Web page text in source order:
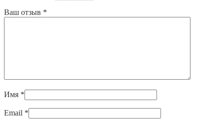
Ваш отзыв *
Имя *
Email *